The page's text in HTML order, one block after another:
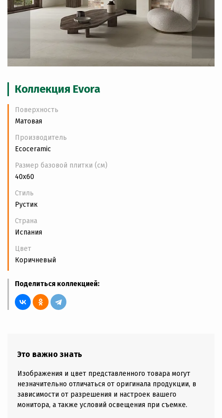
Коллекция Evora
Поверхность
Матовая
Производитель
Ecoceramic
Размер базовой плитки (см)
40x60
Стиль
Рустик
Страна
Испания
Цвет
Коричневый
Поделиться коллекцией:
Это важно знать
Изображения и цвет представленного товара могут
незначительно отличаться от оригинала продукции, в
зависимости от разрешения и настроек вашего
монитора, а также условий освещения при съемке.